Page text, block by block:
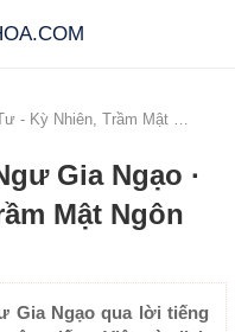
Gia Ngạo ·
Mật Ngôn
Gia Ngạo qua lời tiếng